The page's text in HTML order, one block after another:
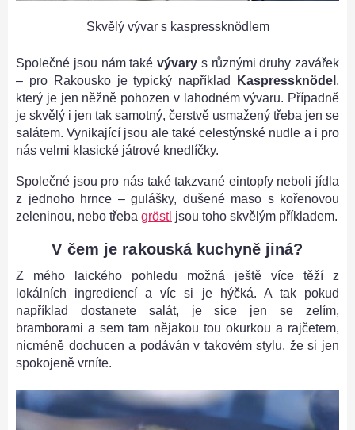
Skvělý vývar s kaspressknödlem
Společné jsou nám také vývary s různými druhy zavářek
– pro Rakousko je typický například
Kaspressknödel ,
který je jen něžně pohozen v lahodném vývaru. Případně
je skvělý i jen tak samotný, čerstvě usmažený třeba jen se
salátem. Vynikající jsou ale také celestýnské nudle a i pro
nás velmi klasické játrové knedlíčky.
Společné jsou pro nás také takzvané eintopfy neboli jídla
z jednoho hrnce – gulášky, dušené maso s kořenovou
zeleninou, nebo třeba gröstl jsou toho skvělým příkladem.
V čem je rakouská kuchyně jiná?
Z mého laického pohledu možná ještě více těží z
lokálních ingrediencí a víc si je hýčká. A tak pokud
například dostanete salát, je sice jen se zelím,
bramborami a sem tam nějakou tou okurkou a rajčetem,
nicméně dochucen a podáván v takovém stylu, že si jen
spokojeně vrníte.